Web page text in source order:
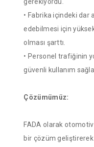
• Fabrika içindeki
edebilmesi için
olması şarttı.
• Personel trafiğinin
güvenli kullanım
Çözümümüz:
FADA olarak
bir çözüm geliştirerek